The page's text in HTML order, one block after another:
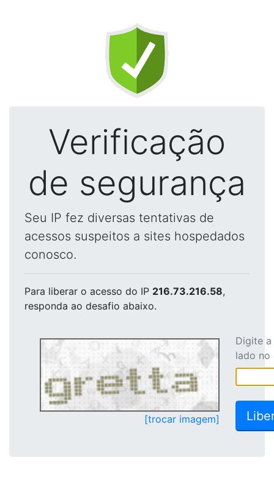
Verificação
de segurança
Seu IP fez diversas tentativas de
acessos suspeitos a sites hospedados
conosco.
Para liberar o acesso do IP 216.73.216.58,
responda ao desafio abaixo.
[trocar imagem]
Digite
lado no